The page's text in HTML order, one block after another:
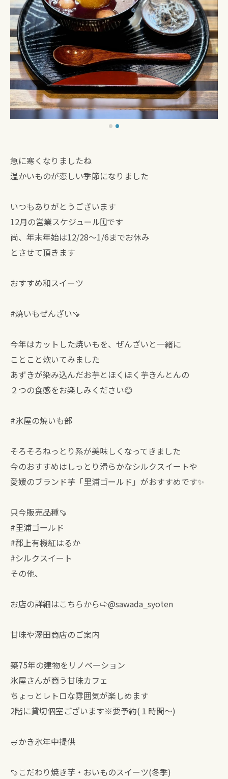
急に寒くなりましたね
温かいものが恋しい季節になりました
いつもありがとうございます
12月の営業スケジュール🗓️です
尚、年末年始は12/28〜1/6までお休み
とさせて頂きます
おすすめ和スイーツ
#焼いもぜんざい🍠
今年はカットした焼いもを、ぜんざいと一緒に
ことこと炊いてみました
あずきが染み込んだお芋とほくほく芋きんとんの
２つの食感をお楽しみください😊
#氷屋の焼いも部
そろそろねっとり系が美味しくなってきました
今のおすすめはしっとり滑らかなシルクスイートや
愛媛のブランド芋「里浦ゴールド」がおすすめです✨
只今販売品種🍠
#里浦ゴールド
#郡上有機紅はるか
#シルクスイート
その他、
お店の詳細はこちらから⇨@sawada_syoten
甘味や澤田商店のご案内
築75年の建物をリノベーション
氷屋さんが商う甘味カフェ
ちょっとレトロな雰囲気が楽しめます
2階に貸切個室ございます※要予約(１時間〜)
🍧かき氷年中提供
🍠こだわり焼き芋・おいものスイーツ(冬季)